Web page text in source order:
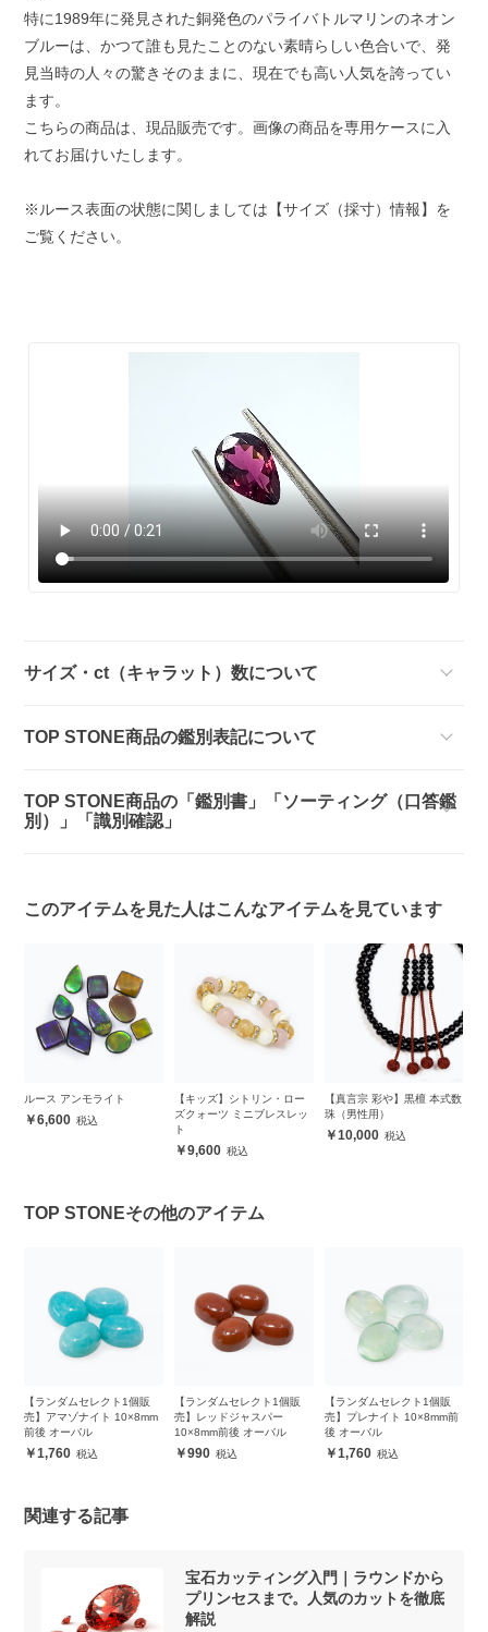
特に1989年に発見された銅発色のパライバトルマリンのネオン
ブルーは、かつて誰も見たことのない素晴らしい色合いで、発
見当時の人々の驚きそのままに、現在でも高い人気を誇ってい
ます。
こちらの商品は、現品販売です。画像の商品を専用ケースに入
れてお届けいたします。
※ルース表面の状態に関しましては【サイズ（採寸）情報】を
ご覧ください。
サイズ・ct（キャラット）数について
TOP STONE商品の鑑別表記について
TOP STONE商品の「鑑別書」「ソーティング（口答鑑
別）」「識別確認」
このアイテムを見た人はこんなアイテムを見ています
ルース アンモライト
6,600
【キッズ】シトリン・ロー
ズクォーツ ミニブレスレッ
ト
9,600
【真言宗 彩や】黒檀 本式数
珠（男性用）
10,000
TOP STONEその他のアイテム
【ランダムセレクト1個販
売】アマゾナイト 10×8mm
前後 オーバル
1,760
【ランダムセレクト1個販
売】レッドジャスパー
10×8mm前後 オーバル
990
【ランダムセレクト1個販
売】プレナイト 10×8mm前
後 オーバル
1,760
関連する記事
宝石カッティング入門｜ラウンドから
プリンセスまで。人気のカットを徹底
解説